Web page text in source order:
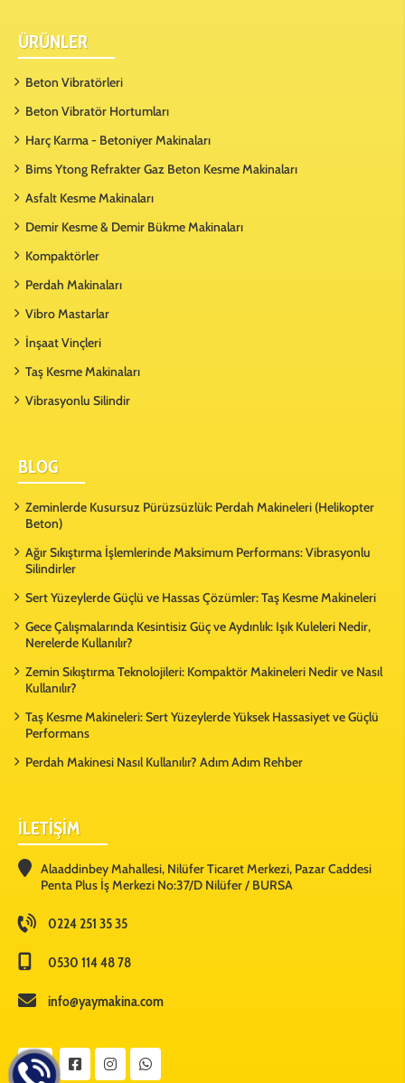
ÜRÜNLER
Beton Vibratörleri
Beton Vibratör Hortumları
Harç Karma - Betoniyer Makinaları
Bims Ytong Refrakter Gaz Beton Kesme Makinaları
Asfalt Kesme Makinaları
Demir Kesme & Demir Bükme Makinaları
Kompaktörler
Perdah Makinaları
Vibro Mastarlar
İnşaat Vinçleri
Taş Kesme Makinaları
Vibrasyonlu Silindir
BLOG
Zeminlerde Kusursuz Pürüzsüzlük: Perdah Makineleri (Helikopter
Beton)
Ağır Sıkıştırma İşlemlerinde Maksimum Performans: Vibrasyonlu
Silindirler
Sert Yüzeylerde Güçlü ve Hassas Çözümler: Taş Kesme Makineleri
Gece Çalışmalarında Kesintisiz Güç ve Aydınlık: Işık Kuleleri Nedir,
Nerelerde Kullanılır?
Zemin Sıkıştırma Teknolojileri: Kompaktör Makineleri Nedir ve Nasıl
Kullanılır?
Taş Kesme Makineleri: Sert Yüzeylerde Yüksek Hassasiyet ve Güçlü
Performans
Perdah Makinesi Nasıl Kullanılır? Adım Adım Rehber
İLETİŞİM
Alaaddinbey Mahallesi, Nilüfer Ticaret Merkezi, Pazar Caddesi
Penta Plus İş Merkezi No:37/D Nilüfer / BURSA
0224 251 35 35
0530 114 48 78
info@yaymakina.com